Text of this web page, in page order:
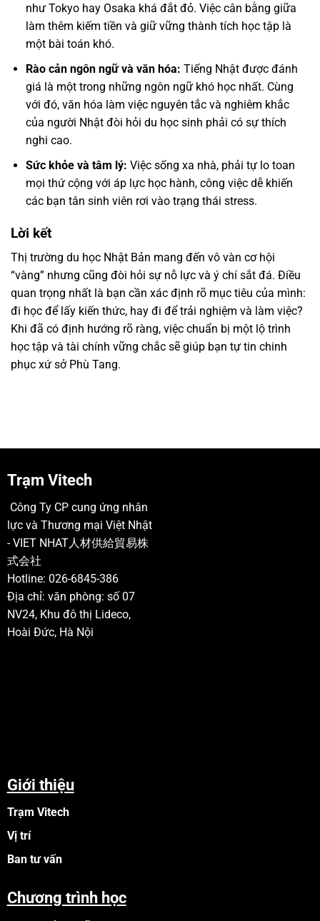
như Tokyo hay Osaka khá đắt đỏ. Việc cân bằng giữa
làm thêm kiếm tiền và giữ vững thành tích học tập là
một bài toán khó.
Rào cản ngôn ngữ và văn hóa: Tiếng Nhật được đánh
giá là một trong những ngôn ngữ khó học nhất. Cùng
với đó, văn hóa làm việc nguyên tắc và nghiêm khắc
của người Nhật đòi hỏi du học sinh phải có sự thích
nghi cao.
Sức khỏe và tâm lý: Việc sống xa nhà, phải tự lo toan
mọi thứ cộng với áp lực học hành, công việc dễ khiến
các bạn tân sinh viên rơi vào trạng thái stress.
Lời kết
Thị trường du học Nhật Bản mang đến vô vàn cơ hội
“vàng” nhưng cũng đòi hỏi sự nỗ lực và ý chí sắt đá. Điều
quan trọng nhất là bạn cần xác định rõ mục tiêu của mình:
đi học để lấy kiến thức, hay đi để trải nghiệm và làm việc?
Khi đã có định hướng rõ ràng, việc chuẩn bị một lộ trình
học tập và tài chính vững chắc sẽ giúp bạn tự tin chinh
phục xứ sở Phù Tang.
Trạm Vitech
Công Ty CP cung ứng nhân
lực và Thương mại Việt Nhật
- VIET NHAT人材供給貿易株
式会社
Hotline: 026-6845-386
Địa chỉ: văn phòng: số 07
NV24, Khu đô thị Lideco,
Hoài Đức, Hà Nội
Giới thiệu
Trạm Vitech
Vị trí
Ban tư vấn
Chương trình học